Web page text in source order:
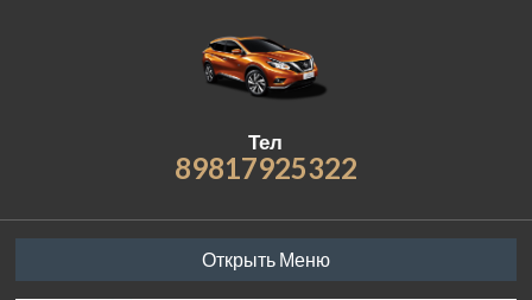
Тел
89817925322
Открыть Меню